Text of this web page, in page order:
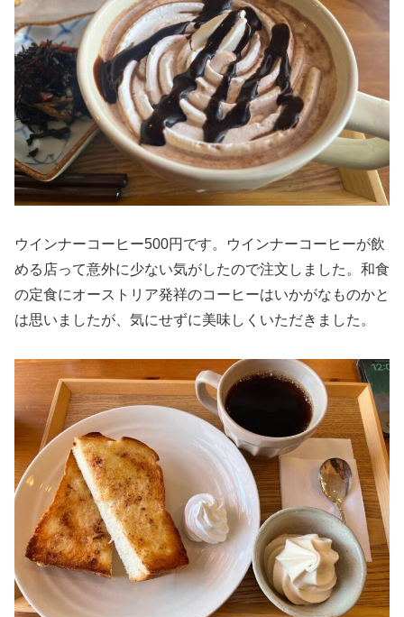
ウインナーコーヒー500円です。ウインナーコーヒーが飲
める店って意外に少ない気がしたので注文しました。和食
の定食にオーストリア発祥のコーヒーはいかがなものかと
は思いましたが、気にせずに美味しくいただきました。